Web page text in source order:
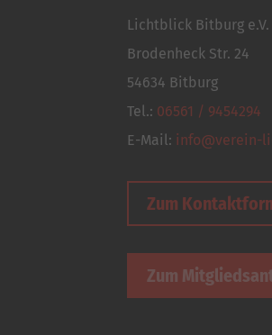
Lichtblick Bitburg e.V.
Brodenheck Str. 24
54634 Bitburg
Tel.: 06561 / 9454294
E-Mail: info@verein-
Zum
Zum